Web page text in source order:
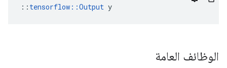
:: tensorflow::Output y
الوظائف العامة